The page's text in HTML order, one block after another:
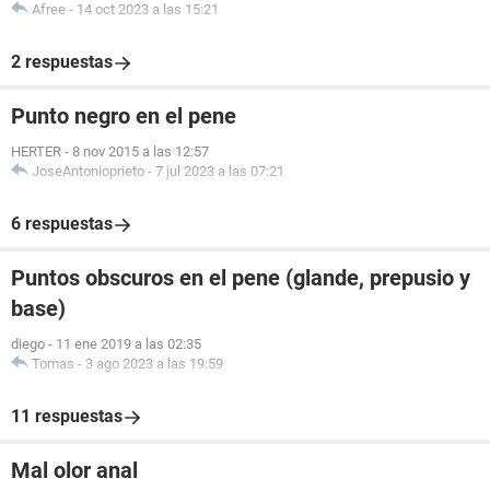
Afree - 14 oct 2023 a las 15:21
2 respuestas
Punto negro en el pene
HERTER - 8 nov 2015 a las 12:57
JoseAntonioprieto - 7 jul 2023 a las 07:21
6 respuestas
Puntos obscuros en el pene (glande, prepusio y
base)
diego - 11 ene 2019 a las 02:35
Tomas - 3 ago 2023 a las 19:59
11 respuestas
Mal olor anal